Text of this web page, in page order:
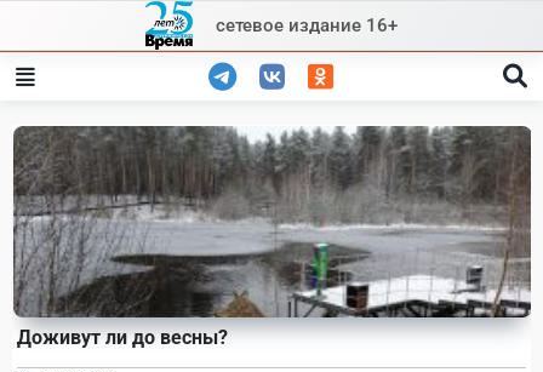
content
сетевое издание 16+
Доживут ли до весны?